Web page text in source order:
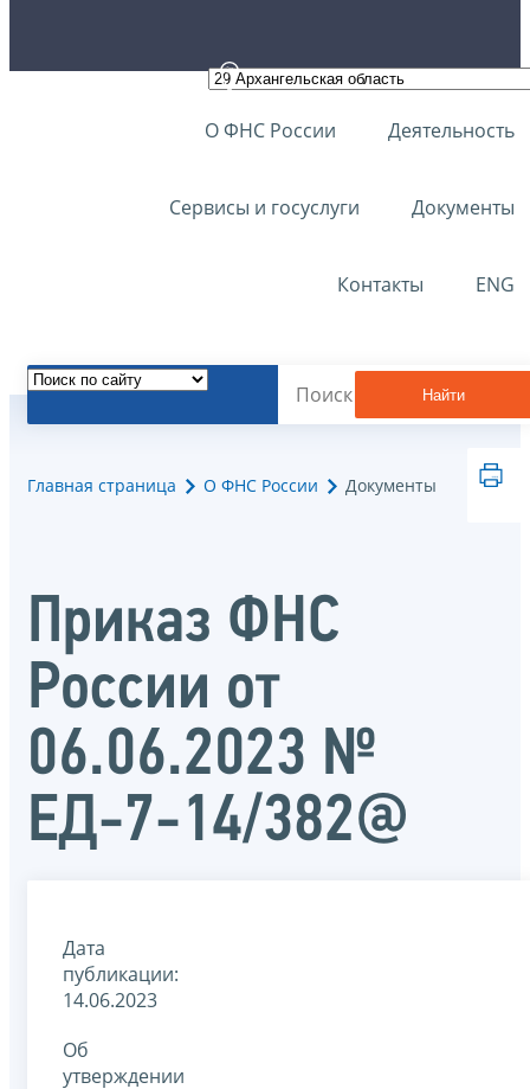
О ФНС России Деятельность
Сервисы и госуслуги Документы
Контакты ENG
Найти
Главная страница О ФНС России Документы
Приказ ФНС
России от
06.06.2023 №
ЕД-7-14/382@
Дата
публикации:
14.06.2023
Об
утверждении